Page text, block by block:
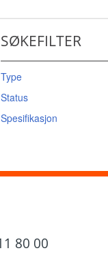
SØKEFILTER
Type
Status
Spesifikasjon